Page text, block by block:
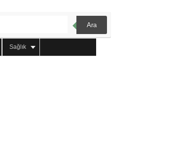
Ara
Sağlık